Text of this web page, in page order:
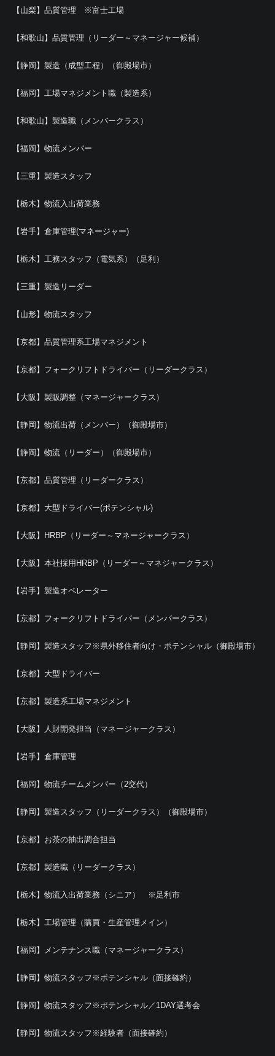
【山梨】品質管理 ※富士工場
【和歌山】品質管理（リーダー～マネージャー候補）
【静岡】製造（成型工程）（御殿場市）
【福岡】工場マネジメント職（製造系）
【和歌山】製造職（メンバークラス）
【福岡】物流メンバー
【三重】製造スタッフ
【栃木】物流入出荷業務
【岩手】倉庫管理(マネージャー)
【栃木】工務スタッフ（電気系）（足利）
【三重】製造リーダー
【山形】物流スタッフ
【京都】品質管理系工場マネジメント
【京都】フォークリフトドライバー（リーダークラス）
【大阪】製販調整（マネージャークラス）
【静岡】物流出荷（メンバー）（御殿場市）
【静岡】物流（リーダー）（御殿場市）
【京都】品質管理（リーダークラス）
【京都】大型ドライバー(ポテンシャル)
【大阪】HRBP（リーダー～マネージャークラス）
【大阪】本社採用HRBP（リーダー～マネジャークラス）
【岩手】製造オペレーター
【京都】フォークリフトドライバー（メンバークラス）
【静岡】製造スタッフ※県外移住者向け・ポテンシャル（御殿場市）
【京都】大型ドライバー
【京都】製造系工場マネジメント
【大阪】人財開発担当（マネージャークラス）
【岩手】倉庫管理
【福岡】物流チームメンバー（2交代）
【静岡】製造スタッフ（リーダークラス）（御殿場市）
【京都】お茶の抽出調合担当
【京都】製造職（リーダークラス）
【栃木】物流入出荷業務（シニア） ※足利市
【栃木】工場管理（購買・生産管理メイン）
【福岡】メンテナンス職（マネージャークラス）
【静岡】物流スタッフ※ポテンシャル（面接確約）
【静岡】物流スタッフ※ポテンシャル／1DAY選考会
【静岡】物流スタッフ※経験者（面接確約）